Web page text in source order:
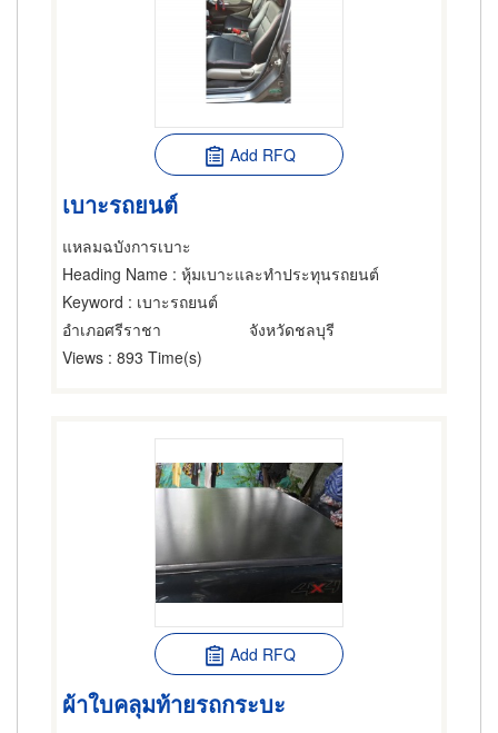
Add RFQ
เบาะรถยนต์
แหลมฉบังการเบาะ
Heading Name : หุ้มเบาะและทำประทุนรถยนต์
Keyword : เบาะรถยนต์
อำเภอศรีราชา
จังหวัดชลบุรี
Views : 893 Time(s)
Add RFQ
ผ้าใบคลุมท้ายรถกระบะ